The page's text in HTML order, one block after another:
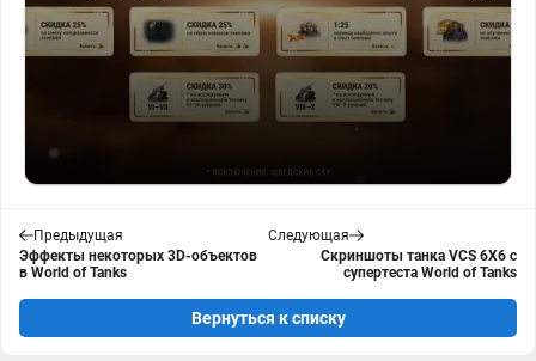
Предыдущая
Эффекты некоторых 3D-объектов
в World of Tanks
Следующая
Скриншоты танка VCS 6X6 с
супертеста World of Tanks
Вернуться к списку